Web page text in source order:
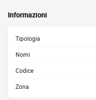
Informazioni
Tipologia
Nomi
Codice
Zona